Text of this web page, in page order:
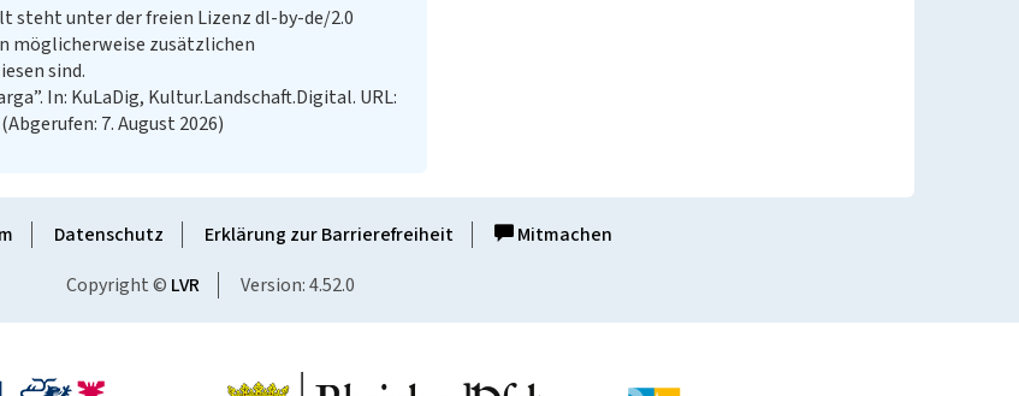
steht unter der freien Lizenz dl-by-de/2.0
möglicherweise zusätzlichen
sind.
In: KuLaDig, Kultur.Landschaft.Digital. URL:
(Abgerufen: 7. August 2026)
Datenschutz Erklärung zur Barrierefreiheit
Mitmachen
Copyright © LVR Version: 4.52.0